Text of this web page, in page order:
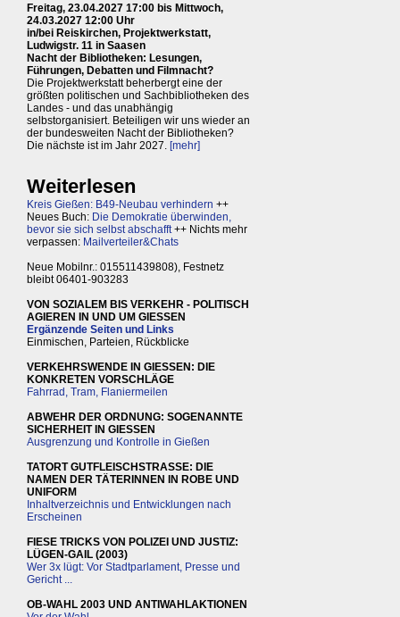
Freitag, 23.04.2027 17:00 bis Mittwoch,
24.03.2027 12:00 Uhr
in/bei Reiskirchen, Projektwerkstatt,
Ludwigstr. 11 in Saasen
Nacht der Bibliotheken: Lesungen,
Führungen, Debatten und Filmnacht?
Die Projektwerkstatt beherbergt eine der
größten politischen und Sachbibliotheken des
Landes - und das unabhängig
selbstorganisiert. Beteiligen wir uns wieder an
der bundesweiten Nacht der Bibliotheken?
Die nächste ist im Jahr 2027. [mehr]
Weiterlesen
Kreis Gießen: B49-Neubau verhindern ++
Neues Buch: Die Demokratie überwinden,
bevor sie sich selbst abschafft++ Nichts mehr
verpassen: Mailverteiler&Chats
Neue Mobilnr.: 015511439808), Festnetz
bleibt 06401-903283
VON SOZIALEM BIS VERKEHR - POLITISCH
AGIEREN IN UND UM GIESSEN
Ergänzende Seiten und Links
Einmischen, Parteien, Rückblicke
VERKEHRSWENDE IN GIESSEN: DIE
KONKRETEN VORSCHLÄGE
Fahrrad, Tram, Flaniermeilen
ABWEHR DER ORDNUNG: SOGENANNTE
SICHERHEIT IN GIESSEN
Ausgrenzung und Kontrolle in Gießen
TATORT GUTFLEISCHSTRASSE: DIE
NAMEN DER TÄTERINNEN IN ROBE UND
UNIFORM
Inhaltverzeichnis und Entwicklungen nach
Erscheinen
FIESE TRICKS VON POLIZEI UND JUSTIZ:
LÜGEN-GAIL (2003)
Wer 3x lügt: Vor Stadtparlament, Presse und
Gericht ...
OB-WAHL 2003 UND ANTIWAHLAKTIONEN